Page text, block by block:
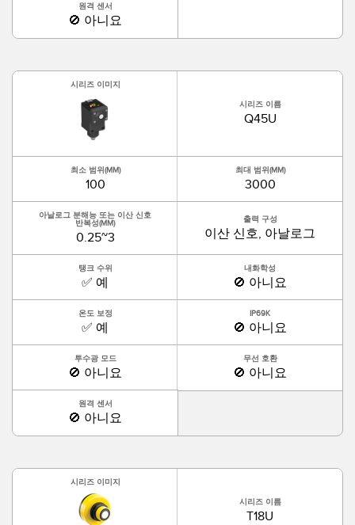
원격 센서
🚫 아니요
시리즈 이미지
시리즈 이름
Q45U
최소 범위(MM)
100
최대 범위(MM)
3000
아날로그 분해능 또는 이산 신호
반복성(MM)
0.25~3
출력 구성
이산 신호, 아날로그
탱크 수위
✅ 예
내화학성
🚫 아니요
온도 보정
✅ 예
IP69K
🚫 아니요
투수광 모드
🚫 아니요
무선 호환
🚫 아니요
원격 센서
🚫 아니요
시리즈 이미지
시리즈 이름
T18U